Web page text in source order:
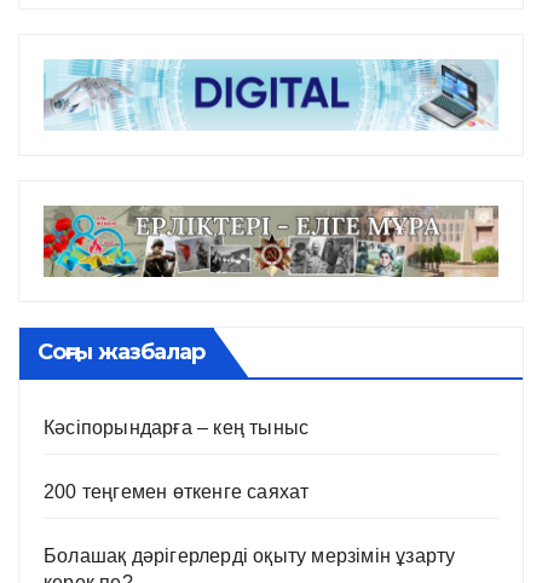
Соңғы жазбалар
Кәсіпорындарға – кең тыныс
200 теңгемен өткенге саяхат
Болашақ дәрігерлерді оқыту мерзімін ұзарту